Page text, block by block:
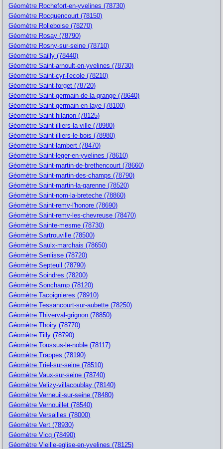
Géomètre Rochefort-en-yvelines (78730)
Géomètre Rocquencourt (78150)
Géomètre Rolleboise (78270)
Géomètre Rosay (78790)
Géomètre Rosny-sur-seine (78710)
Géomètre Sailly (78440)
Géomètre Saint-arnoult-en-yvelines (78730)
Géomètre Saint-cyr-l'ecole (78210)
Géomètre Saint-forget (78720)
Géomètre Saint-germain-de-la-grange (78640)
Géomètre Saint-germain-en-laye (78100)
Géomètre Saint-hilarion (78125)
Géomètre Saint-illiers-la-ville (78980)
Géomètre Saint-illiers-le-bois (78980)
Géomètre Saint-lambert (78470)
Géomètre Saint-leger-en-yvelines (78610)
Géomètre Saint-martin-de-brethencourt (78660)
Géomètre Saint-martin-des-champs (78790)
Géomètre Saint-martin-la-garenne (78520)
Géomètre Saint-nom-la-breteche (78860)
Géomètre Saint-remy-l'honore (78690)
Géomètre Saint-remy-les-chevreuse (78470)
Géomètre Sainte-mesme (78730)
Géomètre Sartrouville (78500)
Géomètre Saulx-marchais (78650)
Géomètre Senlisse (78720)
Géomètre Septeuil (78790)
Géomètre Soindres (78200)
Géomètre Sonchamp (78120)
Géomètre Tacoignieres (78910)
Géomètre Tessancourt-sur-aubette (78250)
Géomètre Thiverval-grignon (78850)
Géomètre Thoiry (78770)
Géomètre Tilly (78790)
Géomètre Toussus-le-noble (78117)
Géomètre Trappes (78190)
Géomètre Triel-sur-seine (78510)
Géomètre Vaux-sur-seine (78740)
Géomètre Velizy-villacoublay (78140)
Géomètre Verneuil-sur-seine (78480)
Géomètre Vernouillet (78540)
Géomètre Versailles (78000)
Géomètre Vert (78930)
Géomètre Vicq (78490)
Géomètre Vieille-eglise-en-yvelines (78125)